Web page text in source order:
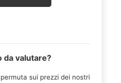
da valutare?
sui prezzi dei nostri